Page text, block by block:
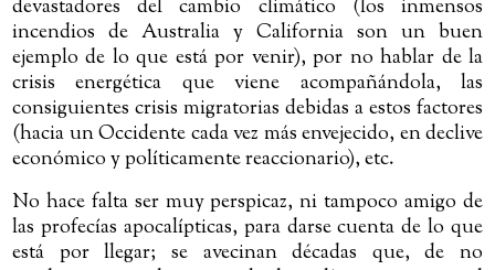
devastadores del cambio climático (los inmensos
incendios de Australia y California son un buen
ejemplo de lo que está por venir), por no hablar de la
crisis energética que viene acompañándola, las
consiguientes crisis migratorias debidas a estos factores
(hacia un Occidente cada vez más envejecido, en declive
económico y políticamente reaccionario), etc.
No hace falta ser muy perspicaz, ni tampoco amigo de
las profecías apocalípticas, para darse cuenta de lo que
está por llegar; se avecinan décadas que, de no